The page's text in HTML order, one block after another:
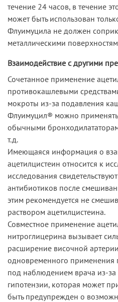
течение 24 часов, в течение
может быть использован
Флуимуцила не должен
металлическими
Взаимодействие с другими
Сочетанное применение
противокашлевыми
мокроты из-за подавления
Флуимуцил® можно
обычными
т.д.
Имеющаяся информация о
ацетилцистеин относится к
исследования
антибиотиков после
этим рекомендуется не
раствором ацетилцистеина.
Совместное применение
нитроглицерина вызывает
расширение височной
одновременного применения
под наблюдением врача из-
гипотензии, которая может
быть предупрежден о